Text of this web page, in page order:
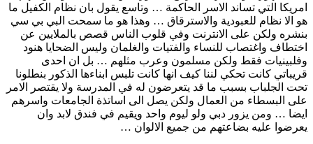
امريكا التي تساند الاسر الحاكمة … وتاسع يقول بان نظام الكفيل ما
هو الا نظام للعبودية والاسترقاق … وهذا هو ما سمحت البي بي سي
بنشره ولكن على الانترنت وفي قلوب الناس قصص بالملايين عن
اختطاف واغتصاب للنساء والفتيات والغلمان وليس الضحايا هنود
وفلبينيات فقط ولكن مسلمون وعرب مثلهم … بل ان احدى
قريباتي كانت تحكي لننا كيف انها كانت تلبس ابناءها الذكور بنطلونا
تحت الجلباب بسبب ما قد يتعرضون له في المدرسة ولا يقتصر الامر
على البسطاء من العمال ولكن يصل الى اساتذة الجامعات واسرهم
ايضا … ومن يزور دبي ولو ليوم واحد ويقيم في فندق لابد وان
يعرضوا عليه بضاعتهم من جميع الالوان …